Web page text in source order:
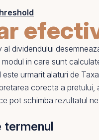
al dividendului
in care sunt
este urmarit alaturi de
corecta a
pot schimba rezultatul
termenul